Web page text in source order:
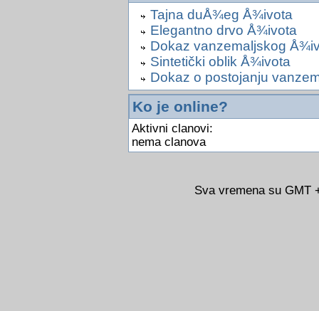
Tajna duÅ¾eg Å¾ivota
Elegantno drvo Å¾ivota
Dokaz vanzemaljskog
Sintetički oblik Å¾ivota
Dokaz o postojanju
Ko je online?
Aktivni clanovi:
nema clanova
Sva vremena su GMT